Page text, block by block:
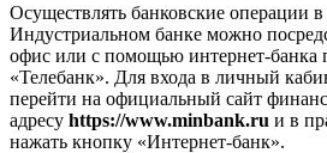
Осуществлять банковские операции
Индустриальном банке можно
офис или с помощью интернет-банка
«Телебанк». Для входа в личный
перейти на официальный сайт
адресу https://www.minbank.ru и в
нажать кнопку «Интернет-банк».